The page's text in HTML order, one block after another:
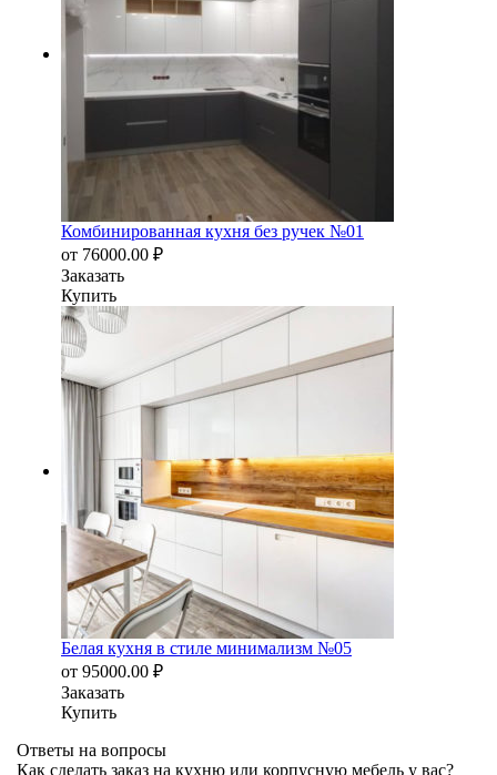
Комбинированная кухня без ручек №01
от 76000.00 ₽
Заказать
Купить
Белая кухня в стиле минимализм №05
от 95000.00 ₽
Заказать
Купить
Ответы на вопросы
Как сделать заказ на кухню или корпусную мебель у вас?